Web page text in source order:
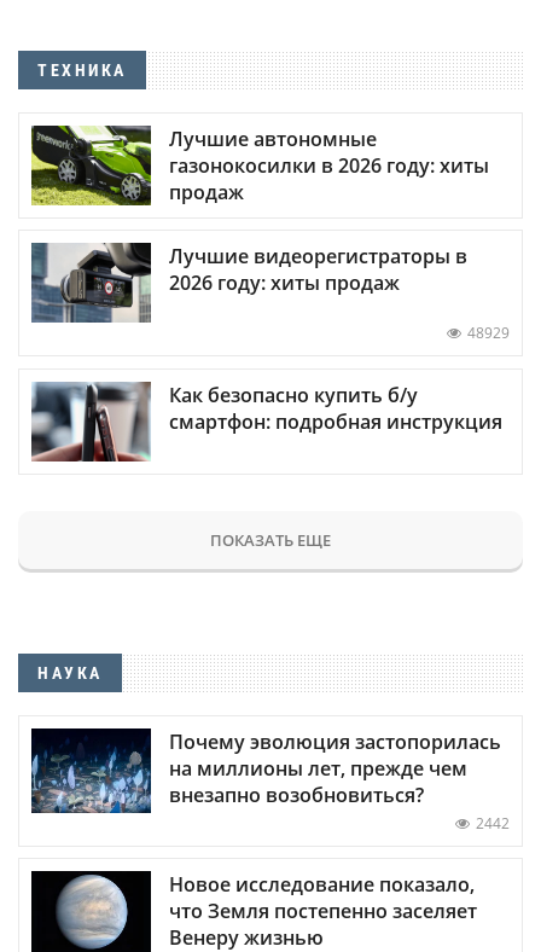
ТЕХНИКА
Лучшие автономные
газонокосилки в 2026 году: хиты
продаж
Лучшие видеорегистраторы в
2026 году: хиты продаж
48929
Как безопасно купить б/у
смартфон: подробная инструкция
ПОКАЗАТЬ ЕЩЕ
НАУКА
Почему эволюция застопорилась
на миллионы лет, прежде чем
внезапно возобновиться?
2442
Новое исследование показало,
что Земля постепенно заселяет
Венеру жизнью